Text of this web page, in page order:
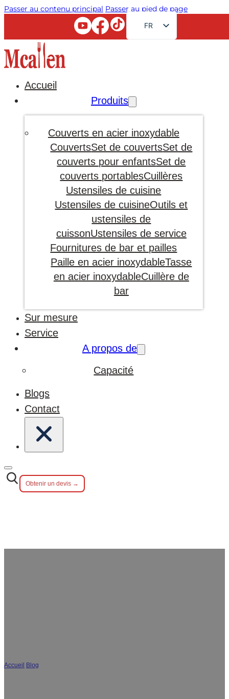
Passer au contenu principal Passer au pied de page
FR
EN
PT
KO
Accueil
Produits
Couverts en acier inoxydable
CouvertsSet de couvertsSet de
couverts pour enfantsSet de
couverts portablesCuillères
Ustensiles de cuisine
Ustensiles de cuisineOutils et
ustensiles de
cuissonUstensiles de service
Fournitures de bar et pailles
Paille en acier inoxydableTasse
en acier inoxydableCuillère de
bar
Sur mesure
Service
A propos de
Capacité
Blogs
Contact
Obtenir un devis →
Accueil Blog